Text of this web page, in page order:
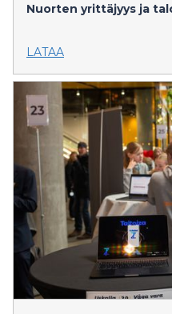
Nuorten yrittäjyys ja
LATAA